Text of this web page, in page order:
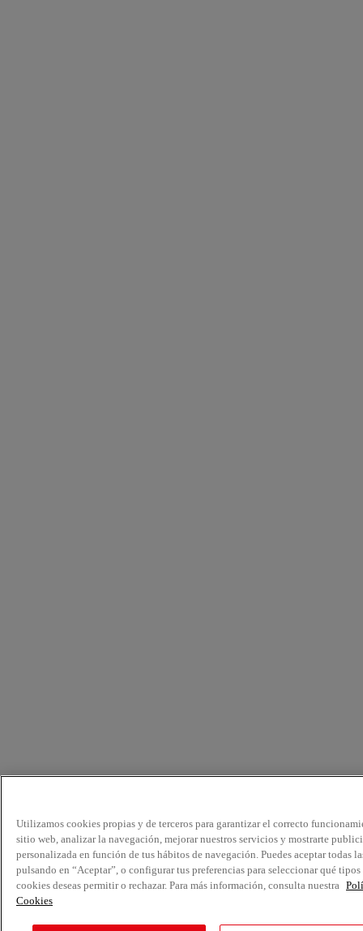
Utilizamos cookies propias y de terceros para garantizar el correcto
sitio web, analizar la navegación, mejorar nuestros servicios y mostrarte
personalizada en función de tus hábitos de navegación. Puedes aceptar todas
pulsando en “Aceptar”, o configurar tus preferencias para seleccionar qué tipos
cookies deseas permitir o rechazar. Para más información, consulta nuestra
Cookies